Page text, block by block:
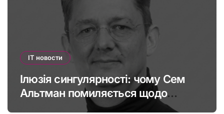
IT новости
Ілюзія сингулярності: чому Сем
Альтман помиляється щодо
штучного інтелекту